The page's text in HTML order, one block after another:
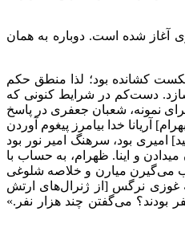
آغاز شده است. دوباره به همان
را به شکست کشانده بود؛ لذا منطق حکم
نسازد. دست‌کم در شرایط کنونی که
قضا در کودتای ۱۳۳۲ نیز نقش داشتند منتشر شده است می‌توان تیزبینی جنبش دانشجویان را قبل از ۱۳ آبان ۱۳۵۸ محک زد. برای نمونه، شعبان جعفری در پاسخ
آریانا خدا بیامرز پیغوم آوردن
امیری بود، سرهنگ امیر نور بود
و اینا. ظهرام، به حساب با
آب می‌گیرن میارن و خلاصه شلوغی
به غوزی نرگس [از ژنرال‌های ارتش
بودند؟ می‌گفتن چند هزار نفر.»